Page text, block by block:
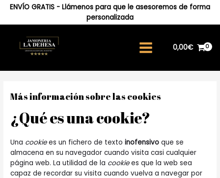
contenido
ENVÍO GRATIS - Llámenos para que le asesoremos de forma
personalizada
Main
Menu
0,00€
Más información sobre las cookies
¿Qué es una cookie?
Una cookiees un fichero de textoinofensivo que se
almacena en su navegador cuando visita casi cualquier
página web. La utilidad de la cookiees que la web sea
capaz de recordar su visita cuando vuelva a navegar por